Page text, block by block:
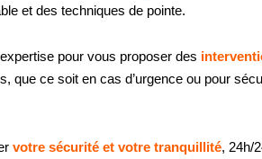
et des techniques de pointe.
pour vous proposer des
que ce soit en cas d’urgence ou pour
votre sécurité et votre tranquillité, 24h/